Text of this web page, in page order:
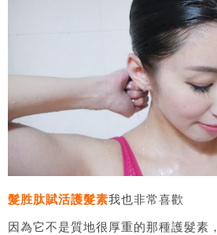
髮胜肽賦活護髮素我也非常喜歡
因為它不是質地很厚重的那種護髮素，